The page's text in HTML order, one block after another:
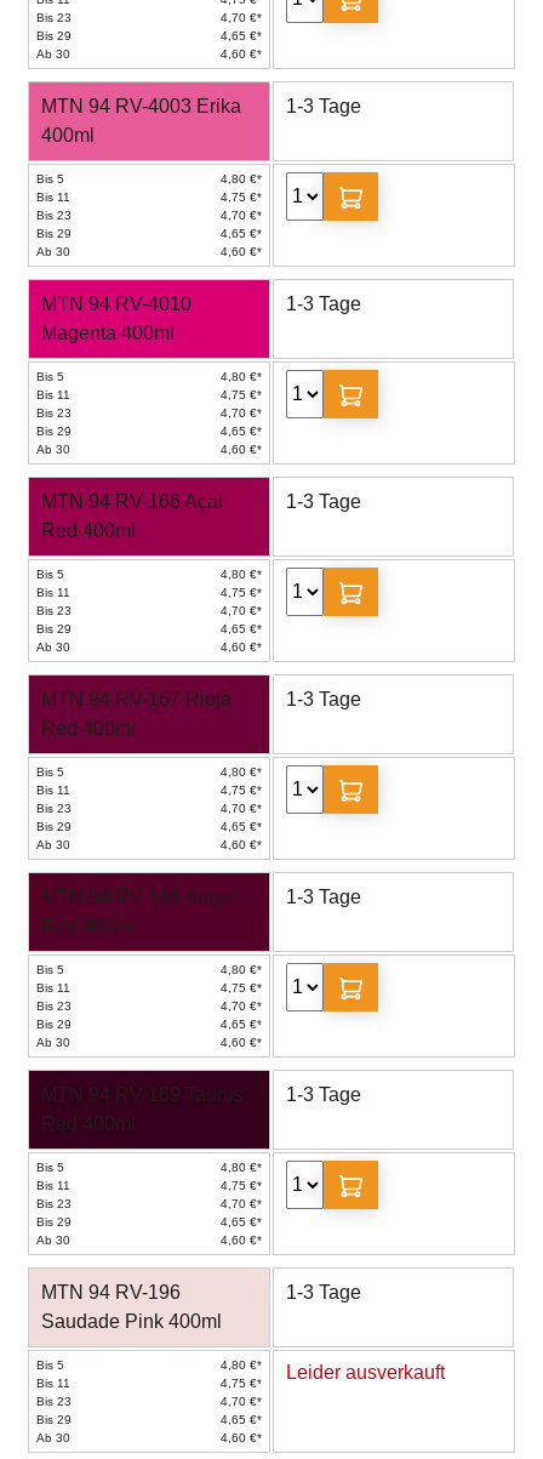
Bis 23
4,70 €*
Bis 29
4,65 €*
Ab 30
4,60 €*
MTN 94 RV-4003 Erika
400ml
1-3 Tage
Bis 5
4,80 €*
Bis 11
4,75 €*
Bis 23
4,70 €*
Bis 29
4,65 €*
Ab 30
4,60 €*
MTN 94 RV-4010
Magenta 400ml
1-3 Tage
Bis 5
4,80 €*
Bis 11
4,75 €*
Bis 23
4,70 €*
Bis 29
4,65 €*
Ab 30
4,60 €*
MTN 94 RV-166 Açai
Red 400ml
1-3 Tage
Bis 5
4,80 €*
Bis 11
4,75 €*
Bis 23
4,70 €*
Bis 29
4,65 €*
Ab 30
4,60 €*
MTN 94 RV-167 Rioja
Red 400ml
1-3 Tage
Bis 5
4,80 €*
Bis 11
4,75 €*
Bis 23
4,70 €*
Bis 29
4,65 €*
Ab 30
4,60 €*
MTN 94 RV-168 Anger
Red 400ml
1-3 Tage
Bis 5
4,80 €*
Bis 11
4,75 €*
Bis 23
4,70 €*
Bis 29
4,65 €*
Ab 30
4,60 €*
MTN 94 RV-169 Taurus
Red 400ml
1-3 Tage
Bis 5
4,80 €*
Bis 11
4,75 €*
Bis 23
4,70 €*
Bis 29
4,65 €*
Ab 30
4,60 €*
MTN 94 RV-196
Saudade Pink 400ml
1-3 Tage
Bis 5
4,80 €*
Bis 11
4,75 €*
Bis 23
4,70 €*
Bis 29
4,65 €*
Ab 30
4,60 €*
Leider ausverkauft